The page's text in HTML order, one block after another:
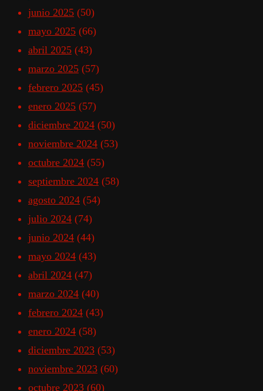
junio 2025 (50)
mayo 2025 (66)
abril 2025 (43)
marzo 2025 (57)
febrero 2025 (45)
enero 2025 (57)
diciembre 2024 (50)
noviembre 2024 (53)
octubre 2024 (55)
septiembre 2024 (58)
agosto 2024 (54)
julio 2024 (74)
junio 2024 (44)
mayo 2024 (43)
abril 2024 (47)
marzo 2024 (40)
febrero 2024 (43)
enero 2024 (58)
diciembre 2023 (53)
noviembre 2023 (60)
octubre 2023 (60)